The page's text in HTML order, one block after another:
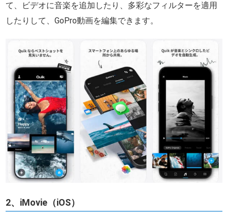
て、ビデオに音楽を追加したり、多彩なフィルターを適用
したりして、GoPro動画を編集できます。
2、iMovie（iOS）